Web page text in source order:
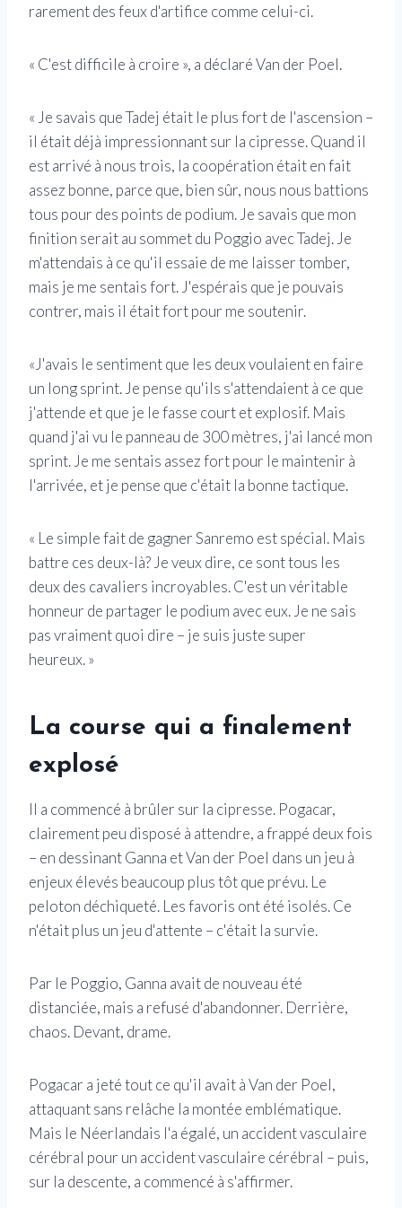
rarement des feux d'artifice comme celui-ci.
« C'est difficile à croire », a déclaré Van der Poel.
« Je savais que Tadej était le plus fort de l'ascension –
il était déjà impressionnant sur la cipresse. Quand il
est arrivé à nous trois, la coopération était en fait
assez bonne, parce que, bien sûr, nous nous battions
tous pour des points de podium. Je savais que mon
finition serait au sommet du Poggio avec Tadej. Je
m'attendais à ce qu'il essaie de me laisser tomber,
mais je me sentais fort. J'espérais que je pouvais
contrer, mais il était fort pour me soutenir.
«J'avais le sentiment que les deux voulaient en faire
un long sprint. Je pense qu'ils s'attendaient à ce que
j'attende et que je le fasse court et explosif. Mais
quand j'ai vu le panneau de 300 mètres, j'ai lancé mon
sprint. Je me sentais assez fort pour le maintenir à
l'arrivée, et je pense que c'était la bonne tactique.
« Le simple fait de gagner Sanremo est spécial. Mais
battre ces deux-là? Je veux dire, ce sont tous les
deux des cavaliers incroyables. C'est un véritable
honneur de partager le podium avec eux. Je ne sais
pas vraiment quoi dire – je suis juste super
heureux. »
La course qui a finalement
explosé
Il a commencé à brûler sur la cipresse. Pogacar,
clairement peu disposé à attendre, a frappé deux fois
– en dessinant Ganna et Van der Poel dans un jeu à
enjeux élevés beaucoup plus tôt que prévu. Le
peloton déchiqueté. Les favoris ont été isolés. Ce
n'était plus un jeu d'attente – c'était la survie.
Par le Poggio, Ganna avait de nouveau été
distanciée, mais a refusé d'abandonner. Derrière,
chaos. Devant, drame.
Pogacar a jeté tout ce qu'il avait à Van der Poel,
attaquant sans relâche la montée emblématique.
Mais le Néerlandais l'a égalé, un accident vasculaire
cérébral pour un accident vasculaire cérébral – puis,
sur la descente, a commencé à s'affirmer.